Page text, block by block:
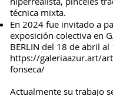
técnica mixta.
En 2024 fue invitado a
exposición colectiva en
BERLIN del 18 de abril
https://galeriaazur.art/
fonseca/
Actualmente su trabajo